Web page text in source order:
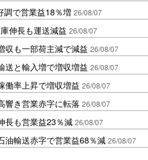
調で営業益18％増 26/08/07
伸長も運送減益 26/08/07
収も一部荷主減で減益 26/08/07
送と輸入増で増収増益 26/08/07
働率上昇で増収増益 26/08/07
響き営業赤字に転落 26/08/07
長も営業益23％減 26/08/07
油輸送赤字で営業益68％減 26/08/07